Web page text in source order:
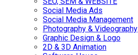
Social Media Ads
Social Media Management
Photography & Videography
Graphic Design & Logo
2D & 3D Animation